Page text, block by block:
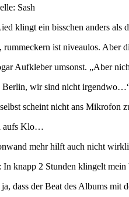
Sash
klingt ein bisschen anders als
rummeckern ist niveaulos. Aber
Aufkleber umsonst. „Aber
Berlin, wir sind nicht
scheint nicht ans Mikrofon
aufs Klo…
mehr hilft auch nicht
In knapp 2 Stunden klingelt
dass der Beat des Albums mit